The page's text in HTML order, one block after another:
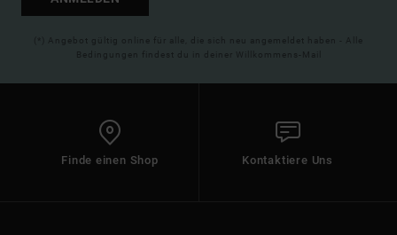
(*) Angebot gültig online für alle, die sich neu angemeldet haben - Alle
Bedingungen findest du in deiner Willkommens-Mail
Finde einen Shop Kontaktiere Uns